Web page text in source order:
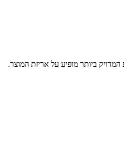
ביותר מופיע על אריזת המוצר.